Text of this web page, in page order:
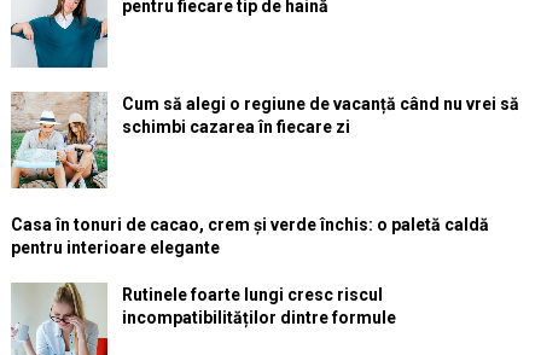
pentru fiecare tip de haină
Cum să alegi o regiune de vacanță când nu vrei să
schimbi cazarea în fiecare zi
Casa în tonuri de cacao, crem și verde închis: o paletă caldă
pentru interioare elegante
Rutinele foarte lungi cresc riscul
incompatibilităților dintre formule